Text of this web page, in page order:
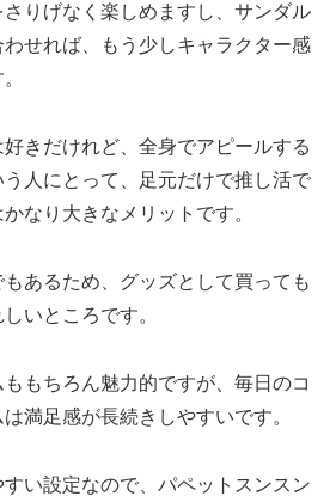
さりげなく楽しめますし、サンダル
せれば、もう少しキャラクター感
好きだけれど、全身でアピールする
人にとって、足元だけで推し活で
なり大きなメリットです。
あるため、グッズとして買っても
いところです。
もちろん魅力的ですが、毎日のコ
満足感が長続きしやすいです。
い設定なので、パペットスンスン